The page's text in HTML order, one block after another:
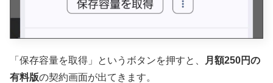
「保存容量を取得」というボタンを押すと、
月額250円の
有料版の契約画面が出てきます。